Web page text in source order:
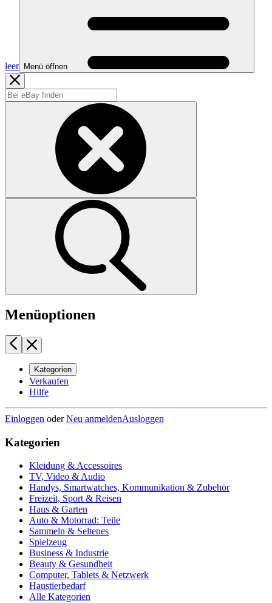
leer Menü öffnen
Menüoptionen
Kategorien
Verkaufen
Hilfe
Einloggen oderNeu anmeldenAusloggen
Kategorien
Kleidung & Accessoires
TV, Video & Audio
Handys, Smartwatches, Kommunikation & Zubehör
Freizeit, Sport & Reisen
Haus & Garten
Auto & Motorrad: Teile
Sammeln & Seltenes
Spielzeug
Business & Industrie
Beauty & Gesundheit
Computer, Tablets & Netzwerk
Haustierbedarf
Alle Kategorien